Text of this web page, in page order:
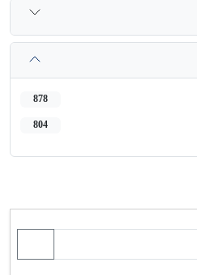
878
804